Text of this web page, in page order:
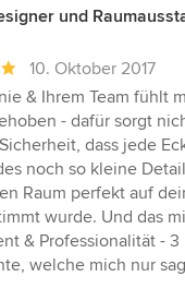
und
10. Oktober 2017
& Ihrem Team fühlt
- dafür sorgt
dass jede
noch so kleine
Raum perfekt auf
wurde. Und das
& Professionalität -
welche mich nur